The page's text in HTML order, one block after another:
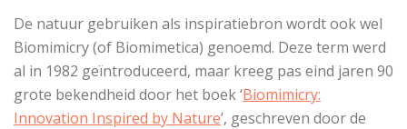
De natuur gebruiken als inspiratiebron wordt ook wel
Biomimicry (of Biomimetica) genoemd. Deze term werd
al in 1982 geïntroduceerd, maar kreeg pas eind jaren 90
grote bekendheid door het boek ‘Biomimicry:
Innovation Inspired by Nature’, geschreven door de